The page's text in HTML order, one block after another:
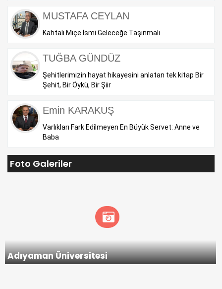
MUSTAFA CEYLAN
Kahtalı Mıçe İsmi Geleceğe Taşınmalı
TUĞBA GÜNDÜZ
Şehitlerimizin hayat hikayesini anlatan tek kitap Bir
Şehit, Bir Öykü, Bir Şiir
Emin KARAKUŞ
Varlıkları Fark Edilmeyen En Büyük Servet: Anne ve
Baba
Foto Galeriler
Adıyaman Üniversitesi